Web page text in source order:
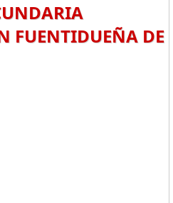
FUENTIDUEÑA DE